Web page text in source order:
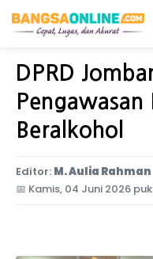
Home Jawa Timur
DPRD
Beralkohol
Editor: M. Aulia Rahman
📅 Kamis, 04 Juni 2026